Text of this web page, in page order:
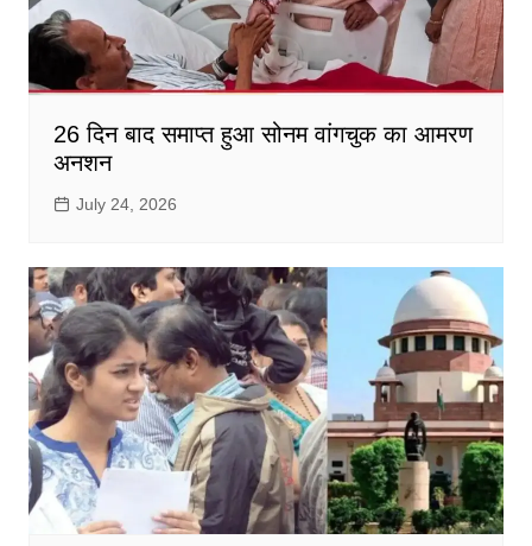
26 दिन बाद समाप्त हुआ सोनम वांगचुक का आमरण
अनशन
July 24, 2026